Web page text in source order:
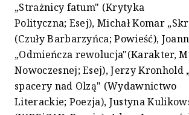
„Strażnicy fatum" (Krytyka
Polityczna; Esej), Michał Komar
(Czuły Barbarzyńca; Powieść),
„Odmieńcza rewolucja"(Karakter,
Nowoczesnej; Esej), Jerzy Kronhold
spacery nad Olzą" (Wydawnictwo
Literackie; Poezja), Justyna